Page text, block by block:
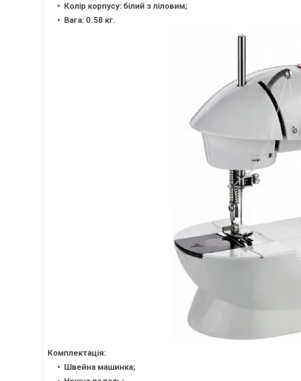
Колір корпусу: білий з ліловим;
Вага: 0.58 кг.
Комплектація:
Швейна машинка;